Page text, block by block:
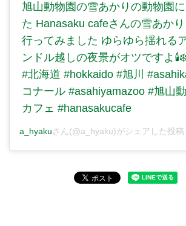
旭山動物園の雪あかりの動物園
た Hanasaku cafeさんの雪あか
行ってみました ゆらゆら揺れる
ンドル越しの夜景がオツですよ
#北海道 #hokkaido #旭川
コナール #asahiyamazoo #旭山
カフェ #hanasakucafe
a_hyakuさん(@a_hyaku)がシェアした投稿